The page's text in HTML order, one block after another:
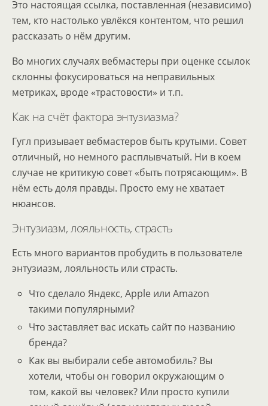
Это настоящая ссылка, поставленная (независимо)
тем, кто настолько увлёкся контентом, что решил
рассказать о нём другим.
Во многих случаях вебмастеры при оценке ссылок
склонны фокусироваться на неправильных
метриках, вроде «трастовости» и т.п.
Как на счёт фактора энтузиазма?
Гугл призывает вебмастеров быть крутыми. Совет
отличный, но немного расплывчатый. Ни в коем
случае не критикую совет «быть потрясающим». В
нём есть доля правды. Просто ему не хватает
нюансов.
Энтузиазм, лояльность, страсть
Есть много вариантов пробудить в пользователе
энтузиазм, лояльность или страсть.
Что сделало Яндекс, Apple или Amazon
такими популярными?
Что заставляет вас искать сайт по названию
бренда?
Как вы выбирали себе автомобиль? Вы
хотели, чтобы он говорил окружающим о
том, какой вы человек? Или просто купили